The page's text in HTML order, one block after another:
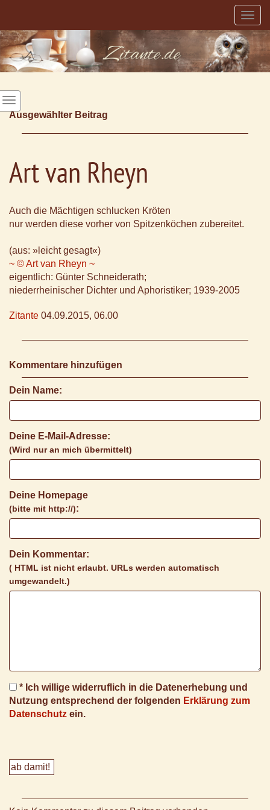
Ausgewählter Beitrag
Art van Rheyn
Auch die Mächtigen schlucken Kröten
nur werden diese vorher von Spitzenköchen zubereitet.
(aus: »leicht gesagt«)
~ © Art van Rheyn ~
eigentlich: Günter Schneiderath;
niederrheinischer Dichter und Aphoristiker; 1939-2005
Zitante 04.09.2015, 06.00
Kommentare hinzufügen
Dein Name:
Deine E-Mail-Adresse:
(Wird nur an mich übermittelt)
Deine Homepage
(bitte mit http://):
Dein Kommentar:
( HTML ist nicht erlaubt. URLs werden automatisch
umgewandelt.)
* Ich willige widerruflich in die Datenerhebung und
Nutzung entsprechend der folgenden Erklärung zum
Datenschutz ein.